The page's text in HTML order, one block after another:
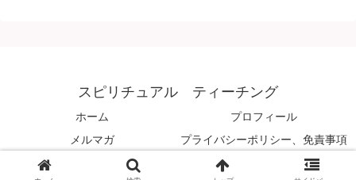
スピリチュアル ティーチング
ホーム
プロフィール
メルマガ
プライバシーポリシー、免責事項
© 2008 スピリチュアル ティーチング.